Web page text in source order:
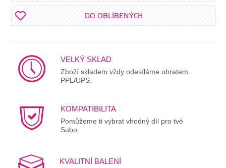
DO OBLÍBENÝCH
VELKÝ SKLAD
Zboží skladem vždy odesíláme obratem
PPL/UPS.
KOMPATIBILITA
Pomůžeme ti vybrat vhodný díl pro tvé
Subo.
KVALITNÍ BALENÍ